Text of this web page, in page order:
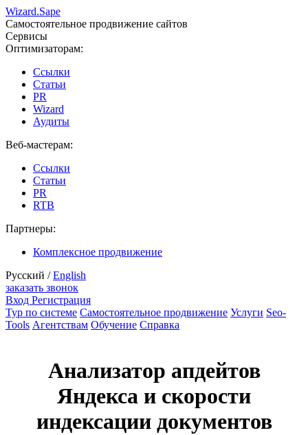
Wizard.Sape
Самостоятельное продвижение сайтов
Сервисы
Оптимизаторам:
Ссылки
Статьи
PR
Wizard
Аудиты
Веб-мастерам:
Ссылки
Статьи
PR
RTB
Партнеры:
Комплексное продвижение
Русский /English
заказать звонок
Вход Регистрация
Тур по системе Самостоятельное продвижение Услуги Seo-
Tools Агентствам Обучение Справка
Анализатор апдейтов
Яндекса и скорости
индексации документов